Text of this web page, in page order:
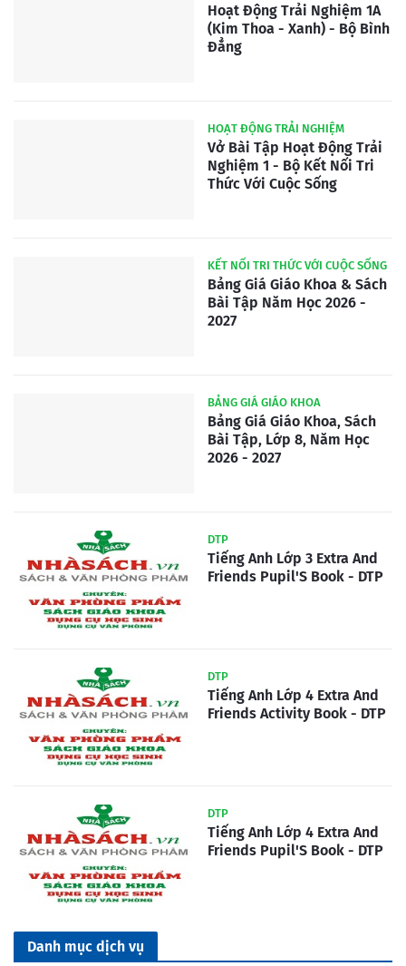
Hoạt Động Trải Nghiệm 1A
(Kim Thoa - Xanh) - Bộ Bình
Đẳng
HOẠT ĐỘNG TRẢI NGHIỆM
Vở Bài Tập Hoạt Động Trải
Nghiệm 1 - Bộ Kết Nối Tri
Thức Với Cuộc Sống
KẾT NỐI TRI THỨC VỚI CUỘC SỐNG
Bảng Giá Giáo Khoa & Sách
Bài Tập Năm Học 2026 -
2027
BẢNG GIÁ GIÁO KHOA
Bảng Giá Giáo Khoa, Sách
Bài Tập, Lớp 8, Năm Học
2026 - 2027
DTP
Tiếng Anh Lớp 3 Extra And
Friends Pupil'S Book - DTP
DTP
Tiếng Anh Lớp 4 Extra And
Friends Activity Book - DTP
DTP
Tiếng Anh Lớp 4 Extra And
Friends Pupil'S Book - DTP
Danh mục dịch vụ